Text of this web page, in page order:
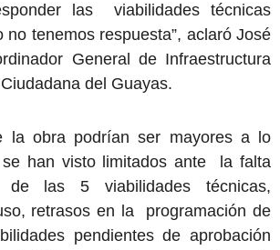
las viabilidades técnicas
no tenemos respuesta”, aclaró José
General de Infraestructura
del Guayas.
la obra podrían ser mayores a lo
se han visto limitados ante la falta
de las 5 viabilidades técnicas,
retrasos en la programación de
pendientes de aprobación